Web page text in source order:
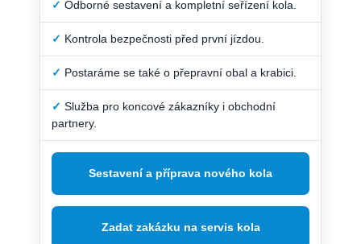
✓ Odborné sestavení a kompletní seřízení kola.
✓ Kontrola bezpečnosti před první jízdou.
✓ Postaráme se také o přepravní obal a krabici.
✓ Služba pro koncové zákazníky i obchodní
partnery.
Sestavení a příprava nového kola
Zadat zakázku na servis kola